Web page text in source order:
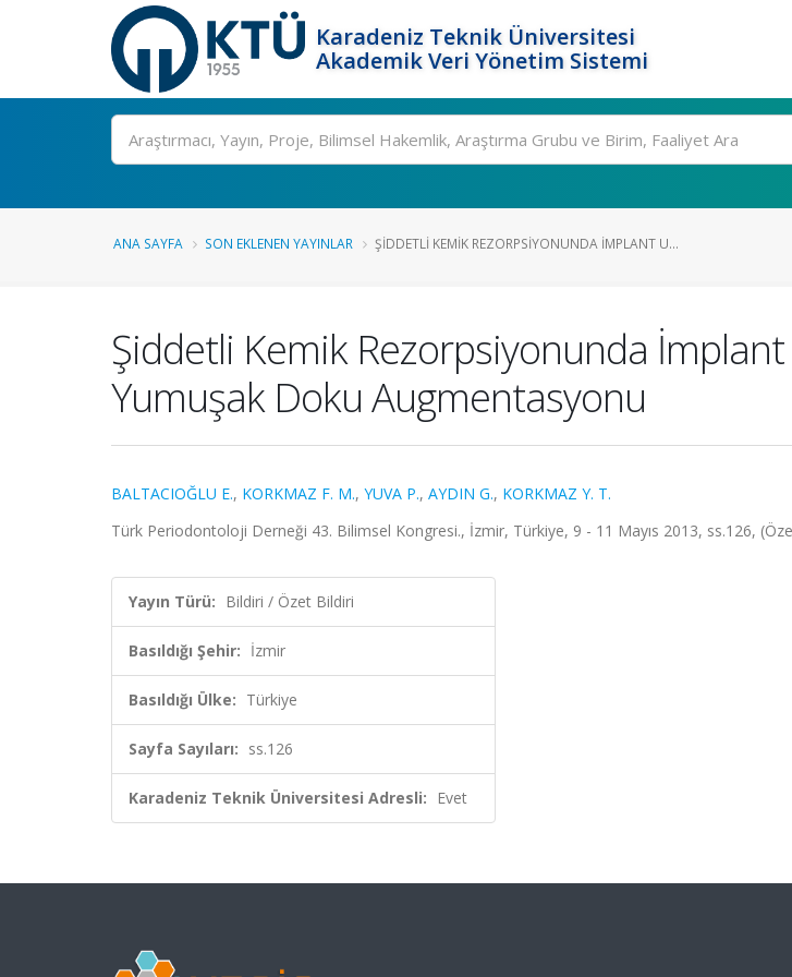
Karadeniz Teknik Üniversitesi
Akademik Veri Yönetim Sistemi
Ara
ANA SAYFA SON EKLENEN YAYINLAR ŞIDDETLI KEMIK REZORPSIYONUNDA İMPLANT U...
Şiddetli Kemik Rezorpsiyonunda İmplant
Yumuşak Doku Augmentasyonu
BALTACIOĞLU E., KORKMAZ F. M., YUVA P., AYDIN G., KORKMAZ Y. T.
Türk Periodontoloji Derneği 43. Bilimsel Kongresi., İzmir, Türkiye, 9 - 11 Mayıs 2013, ss.126,
Yayın Türü: Bildiri / Özet Bildiri
Basıldığı Şehir: İzmir
Basıldığı Ülke: Türkiye
Sayfa Sayıları: ss.126
Karadeniz Teknik Üniversitesi Adresli: Evet